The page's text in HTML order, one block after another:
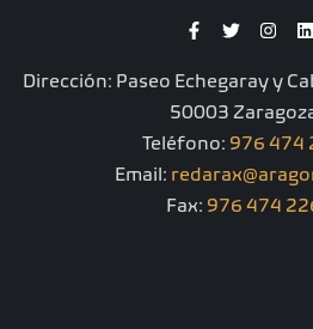
a
b
o
o
k
-
f
w
t
e
r
n
a
r
a
m
i
e
i
n
Dirección: Paseo Echegaray y
50003
Teléfono: 976 474
Email:
Fax: 976 474